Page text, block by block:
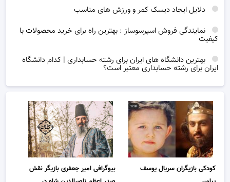
دلایل ایجاد دیسک کمر و ورزش های مناسب
نمایندگی فروش اسپرسوساز : بهترین راه برای خرید محصولات با
کیفیت
بهترین دانشگاه های ایران برای رشته حسابداری | کدام دانشگاه
ایران برای رشته حسابداری معتبر است؟
کودکی بازیگران سریال یوسف
بیوگرافی امیر جعفری بازیگر نقش